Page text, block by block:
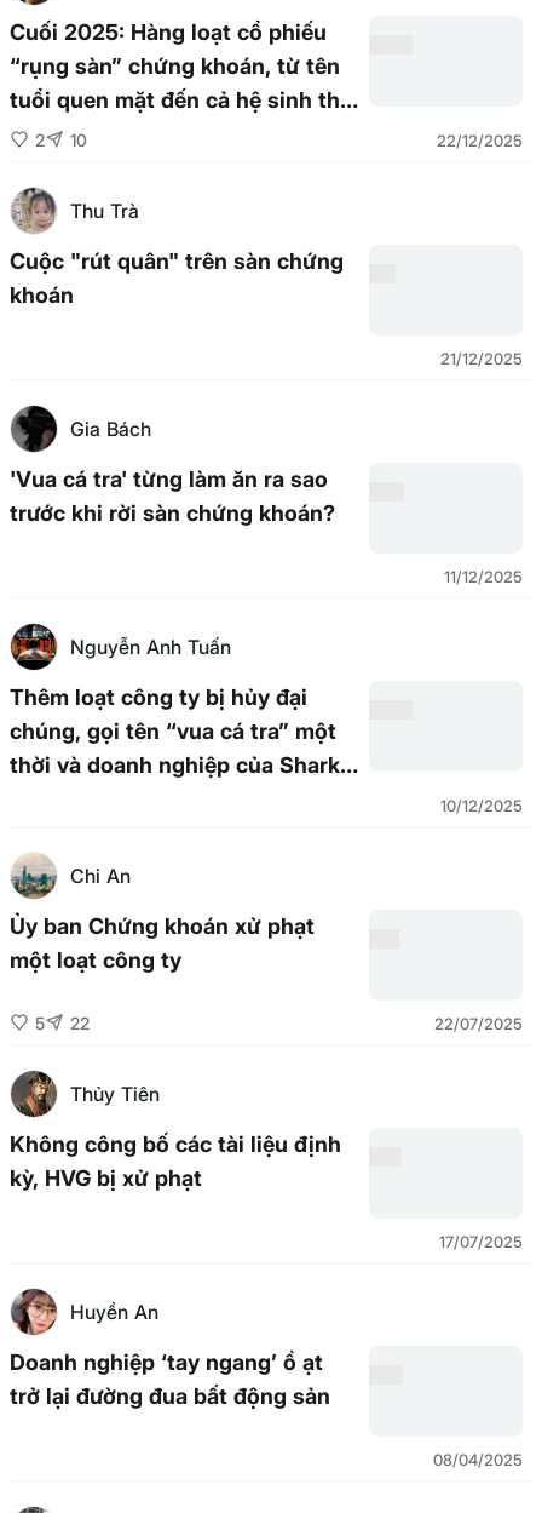
Cuối 2025: Hàng loạt cổ phiếu
“rụng sàn” chứng khoán, từ tên
tuổi quen mặt đến cả hệ sinh thái
FLC
2 10 22/12/2025
Thu Trà
Cuộc "rút quân" trên sàn chứng
khoán
21/12/2025
Gia Bách
'Vua cá tra' từng làm ăn ra sao
trước khi rời sàn chứng khoán?
11/12/2025
Nguyễn Anh Tuấn
Thêm loạt công ty bị hủy đại
chúng, gọi tên “vua cá tra” một
thời và doanh nghiệp của Shark
10/12/2025
Chi An
Ủy ban Chứng khoán xử phạt
một loạt công ty
5 22 22/07/2025
Thủy Tiên
Không công bố các tài liệu định
kỳ, HVG bị xử phạt
17/07/2025
Huyền An
Doanh nghiệp ‘tay ngang’ ồ ạt
trở lại đường đua bất động sản
08/04/2025